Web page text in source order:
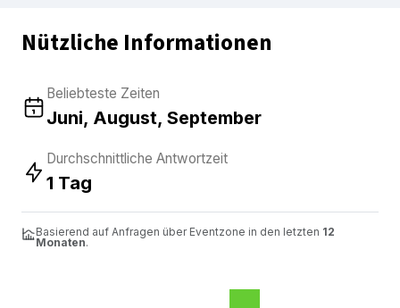
Nützliche Informationen
Beliebteste Zeiten
Juni, August, September
Durchschnittliche Antwortzeit
1 Tag
Basierend auf Anfragen über Eventzone in den letzten 12
Monaten.